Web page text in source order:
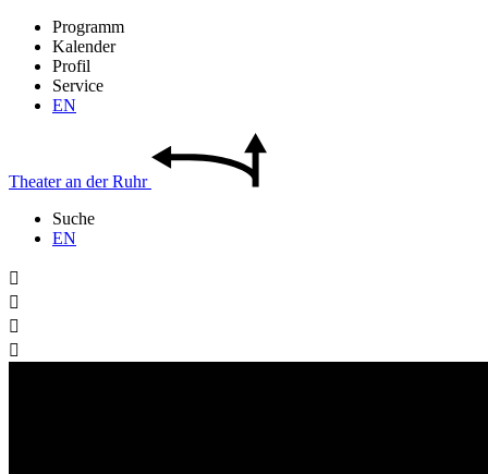
Programm
Kalender
Profil
Service
EN
Theateran derRuhr
Suche
EN



